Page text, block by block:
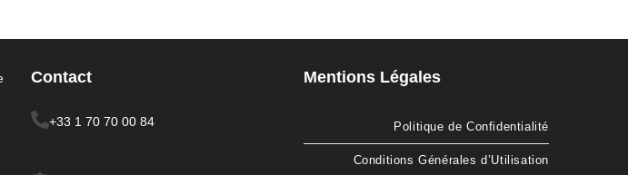
Contact
+33 1 70 70 00 84
Mentions Légales
Politique de Confidentialité
Conditions Générales d’Utilisation